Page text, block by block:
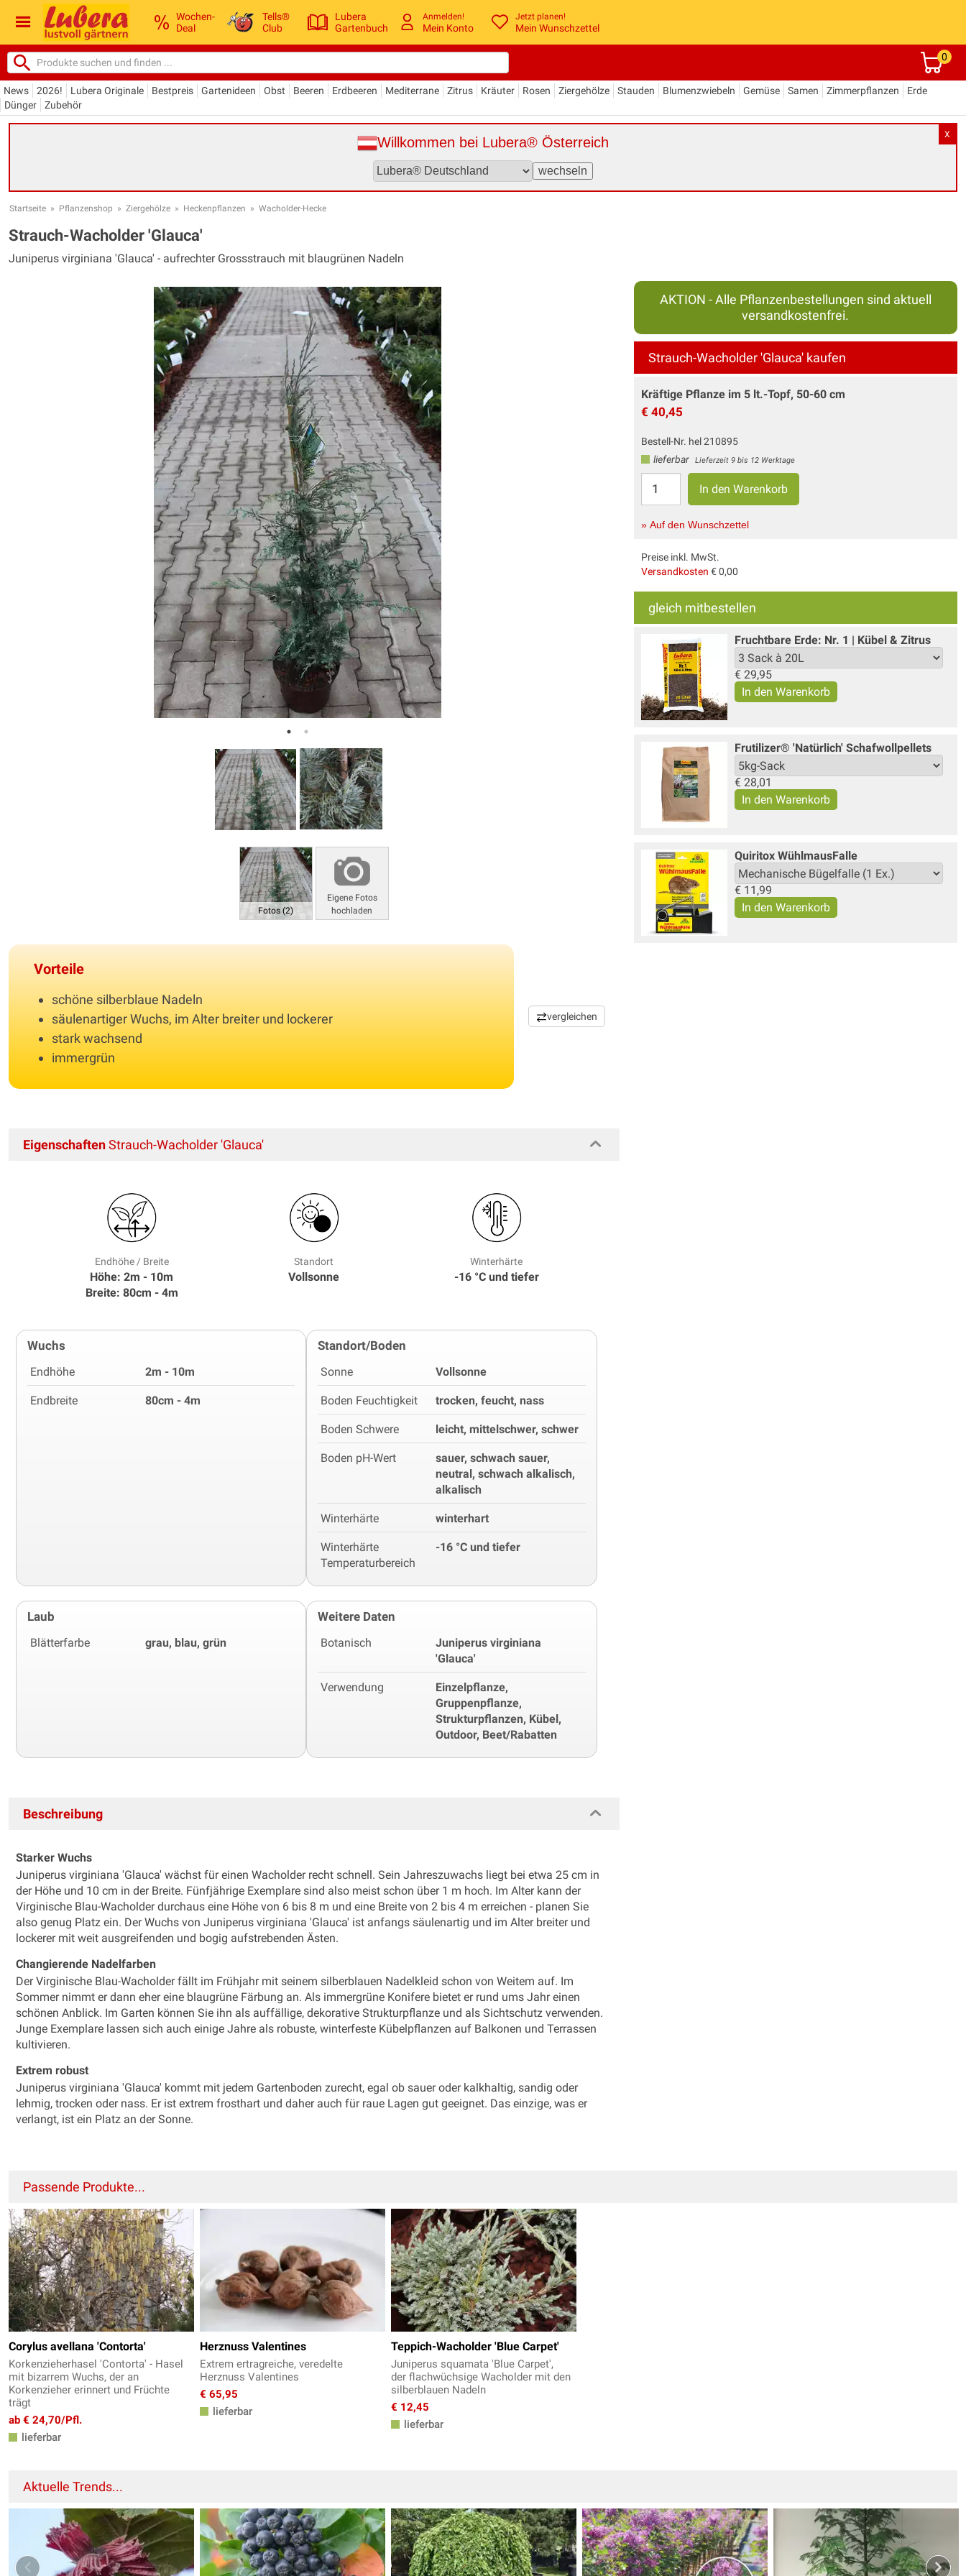
Wochen-
Deal
Tells®
Club
Lubera
Gartenbuch
Anmelden!
Mein Konto
Jetzt planen!
Mein Wunschzettel
0
News 2026! Lubera Originale Bestpreis Gartenideen Obst Beeren Erdbeeren Mediterrane Zitrus Kräuter Rosen Ziergehölze Stauden Blumenzwiebeln Gemüse Samen Zimmerpflanzen
Erde
Dünger
Zubehör
X
Willkommen bei Lubera® Österreich
Startseite » Pflanzenshop » Ziergehölze » Heckenpflanzen » Wacholder-Hecke
Strauch-Wacholder 'Glauca'
Juniperus virginiana 'Glauca' - aufrechter Grossstrauch mit blaugrünen Nadeln
Fotos (2)
Eigene Fotos
hochladen
Vorteile
schöne silberblaue Nadeln
säulenartiger Wuchs, im Alter breiter und lockerer
stark wachsend
immergrün
vergleichen
AKTION - Alle Pflanzenbestellungen sind aktuell
versandkostenfrei.
Strauch-Wacholder 'Glauca' kaufen
Kräftige Pflanze im 5 lt.-Topf, 50-60 cm
€ 40,45
Bestell-Nr. hel 210895
lieferbar
Lieferzeit 9 bis 12 Werktage
» Auf den Wunschzettel
Preise inkl. MwSt.
Versandkosten € 0,00
gleich mitbestellen
Fruchtbare Erde: Nr. 1 | Kübel & Zitrus
€ 29,95
Frutilizer® 'Natürlich' Schafwollpellets
€ 28,01
Quiritox WühlmausFalle
€ 11,99
EigenschaftenStrauch-Wacholder 'Glauca'
Endhöhe / Breite
Höhe: 2m - 10m
Breite: 80cm - 4m
Standort
Vollsonne
Winterhärte
-16 °C und tiefer
Wuchs
Endhöhe 2m - 10m
Endbreite 80cm - 4m
Standort/Boden
Sonne Vollsonne
Boden Feuchtigkeit trocken, feucht, nass
Boden Schwere leicht, mittelschwer, schwer
Boden pH-Wert
sauer, schwach sauer,
neutral, schwach alkalisch,
alkalisch
Winterhärte winterhart
Winterhärte
Temperaturbereich
-16 °C und tiefer
Laub
Blätterfarbe grau, blau, grün
Weitere Daten
Botanisch
Juniperus virginiana
'Glauca'
Verwendung
Einzelpflanze,
Gruppenpflanze,
Strukturpflanzen, Kübel,
Outdoor, Beet/Rabatten
Beschreibung
Starker Wuchs
Juniperus virginiana 'Glauca' wächst für einen Wacholder recht schnell. Sein Jahreszuwachs liegt bei etwa 25 cm in
der Höhe und 10 cm in der Breite. Fünfjährige Exemplare sind also meist schon über 1 m hoch. Im Alter kann der
Virginische Blau-Wacholder durchaus eine Höhe von 6 bis 8 m und eine Breite von 2 bis 4 m erreichen - planen Sie
also genug Platz ein. Der Wuchs von Juniperus virginiana 'Glauca' ist anfangs säulenartig und im Alter breiter und
lockerer mit weit ausgreifenden und bogig aufstrebenden Ästen.
Changierende Nadelfarben
Der Virginische Blau-Wacholder fällt im Frühjahr mit seinem silberblauen Nadelkleid schon von Weitem auf. Im
Sommer nimmt er dann eher eine blaugrüne Färbung an. Als immergrüne Konifere bietet er rund ums Jahr einen
schönen Anblick. Im Garten können Sie ihn als auffällige, dekorative Strukturpflanze und als Sichtschutz verwenden.
Junge Exemplare lassen sich auch einige Jahre als robuste, winterfeste Kübelpflanzen auf Balkonen und Terrassen
kultivieren.
Extrem robust
Juniperus virginiana 'Glauca' kommt mit jedem Gartenboden zurecht, egal ob sauer oder kalkhaltig, sandig oder
lehmig, trocken oder nass. Er ist extrem frosthart und daher auch für raue Lagen gut geeignet. Das einzige, was er
verlangt, ist ein Platz an der Sonne.
Passende Produkte...
Corylus avellana 'Contorta'
Korkenzieherhasel 'Contorta' - Hasel
mit bizarrem Wuchs, der an
Korkenzieher erinnert und Früchte
trägt
ab € 24,70/Pfl.
lieferbar
Herznuss Valentines
Extrem ertragreiche, veredelte
Herznuss Valentines
€ 65,95
lieferbar
Teppich-Wacholder 'Blue Carpet'
Juniperus squamata 'Blue Carpet',
der flachwüchsige Wacholder mit den
silberblauen Nadeln
€ 12,45
lieferbar
Aktuelle Trends...